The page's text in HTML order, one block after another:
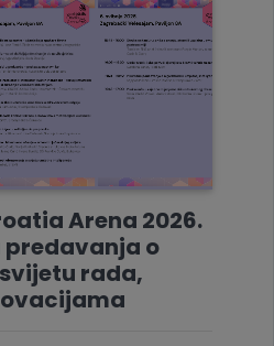
Arena 2026.
o
rada,